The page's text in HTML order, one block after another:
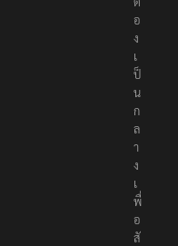
ง
เ
ป็
น
ก
ล
า
ง
เ
พื่
อ
สั
ง